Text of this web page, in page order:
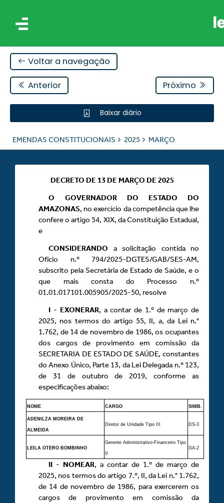
Voltar a navegação
Anterior Próximo
Baixar diário
EMENDAS CONSTITUCIONAIS 2025 MARÇO
DECRETO DE 13 DE MARÇO DE 2025
O
GOVERNADOR DO ESTADO DO
AMAZONAS, no exercício da competência que lhe
confere o artigo 54, XIX, da Constituição Estadual,
e
CONSIDERANDO a solicitação contida no
Ofício n.º 794/2025-DGTES/GAB/SES-AM,
subscrito pela Secretária de Estado de Saúde, e o
que mais consta do Processo n.º
01.01.017101.005905/2025-50, resolve
I - EXONERAR, a contar de 1.º de março de
2025, nos termos do artigo 55, II, a, da Lei n.°
1.762, de 14 de novembro de 1986, os ocupantes
dos cargos de provimento em comissão da
SECRETARIA DE ESTADO DE SAÚDE, constantes
do Anexo Único, Parte 13, da Lei Delegada n.º 123,
de 31 de outubro de 2019, conforme as
especificações abaixo:
NOME CARGO SIMB.
ADENILZA MOREIRA DE
ALMEIDA
Diretor de Unidade Tipo III DS-3
LEILA OTERO BOMBINHO
Gerente Administrativo-Financeiro Tipo
GA-2
II - NOMEAR, a contar de 1.º de março de
2025, nos termos do artigo 7.º, II, da Lei n.° 1.762,
de 14 de novembro de 1986, para exercerem os
cargos de provimento em comissão da